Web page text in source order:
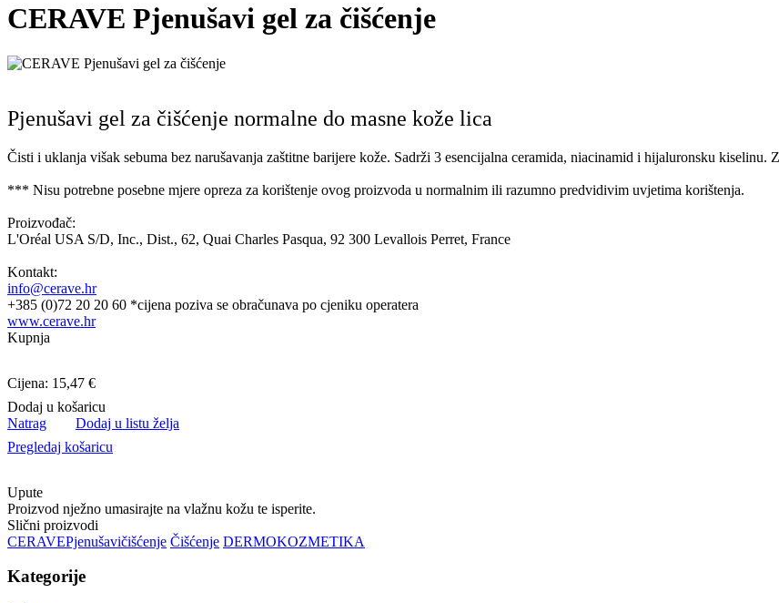
CERAVE Pjenušavi gel za čišćenje
Pjenušavi gel za čišćenje normalne do masne kože lica
Čisti i uklanja višak sebuma bez narušavanja zaštitne barijere kože. Sadrži 3 esencijalna ceramida, niacinamid i hijaluronsku
*** Nisu potrebne posebne mjere opreza za korištenje ovog proizvoda u normalnim ili razumno predvidivim uvjetima korištenja.
Proizvođač:
L'Oréal USA S/D, Inc., Dist., 62, Quai Charles Pasqua, 92 300 Levallois Perret, France
Kontakt:
info@cerave.hr
+385 (0)72 20 20 60 *cijena poziva se obračunava po cjeniku operatera
www.cerave.hr
Kupnja
Cijena: 15,47 €
Dodaj u košaricu
Natrag
Dodaj u listu želja
Pregledaj košaricu
Upute
Proizvod nježno umasirajte na vlažnu kožu te isperite.
Slični proizvodi
CERAVEPjenušavičišćenje Čišćenje DERMOKOZMETIKA
Kategorije